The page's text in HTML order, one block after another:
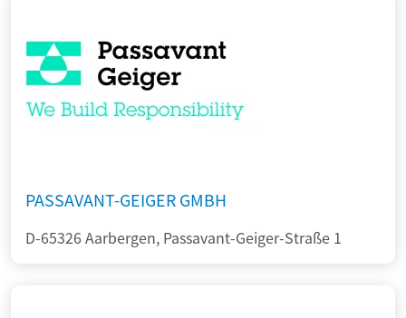
PASSAVANT-GEIGER GMBH
D-65326 Aarbergen, Passavant-Geiger-Straße 1